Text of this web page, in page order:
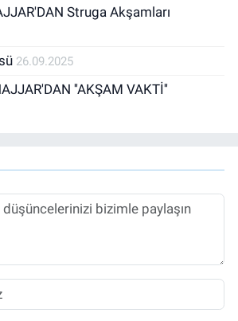
Struga Akşamları
26.09.2025
''AKŞAM VAKTİ''